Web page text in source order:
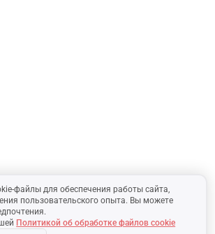
файлы для обеспечения работы сайта,
пользовательского опыта. Вы можете
Политикой об обработке файлов cookie